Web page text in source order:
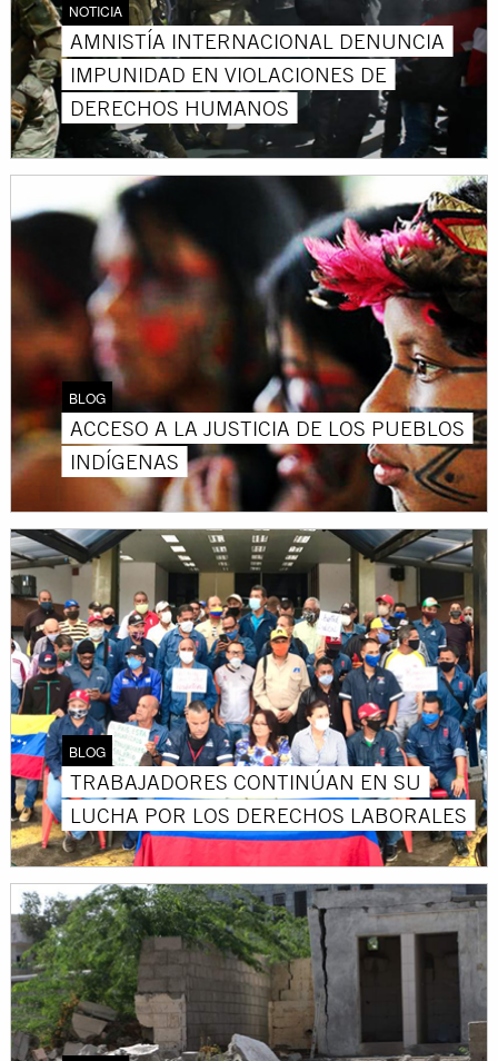
NOTICIA
AMNISTÍA INTERNACIONAL DENUNCIA
IMPUNIDAD EN VIOLACIONES DE
DERECHOS HUMANOS
BLOG
ACCESO A LA JUSTICIA DE LOS PUEBLOS
INDÍGENAS
BLOG
TRABAJADORES CONTINÚAN EN SU
LUCHA POR LOS DERECHOS LABORALES